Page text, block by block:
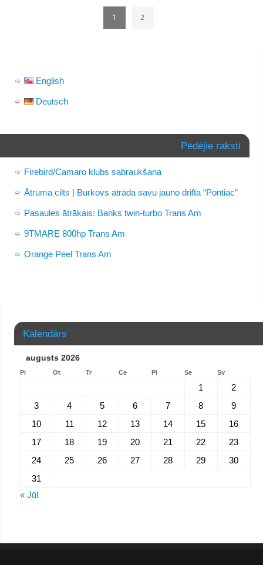
1 2
English
Deutsch
Pēdējie raksti
Firebird/Camaro klubs sabraukšana
Ātruma cilts | Burkovs atrāda savu jauno drifta “Pontiac”
Pasaules ātrākais: Banks twin-turbo Trans Am
9TMARE 800hp Trans Am
Orange Peel Trans Am
Kalendārs
augusts 2026
Pi Ot Tr Ce Pi Se Sv
1
2
3
4 5 6 7 8
9
10
11 12 13 14 15
16
17
18 19 20 21 22
23
24
25 26 27 28 29
30
31
« Jūl